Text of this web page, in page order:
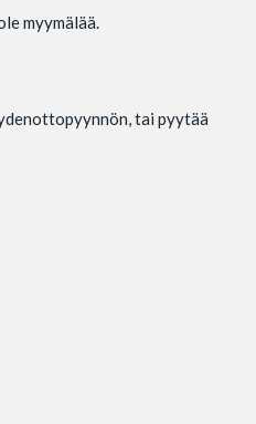
myymälää.
tai pyytää